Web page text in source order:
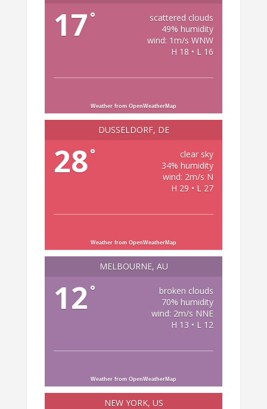
17 °
scattered clouds
49% humidity
wind: 1m/s WNW
H 18 • L 16
Weather from OpenWeatherMap
DÜSSELDORF, DE
28°
clear sky
34% humidity
wind: 2m/s N
H 29 • L 27
Weather from OpenWeatherMap
MELBOURNE, AU
12 °
broken clouds
70% humidity
wind: 2m/s NNE
H 13 • L 12
Weather from OpenWeatherMap
NEW YORK, US